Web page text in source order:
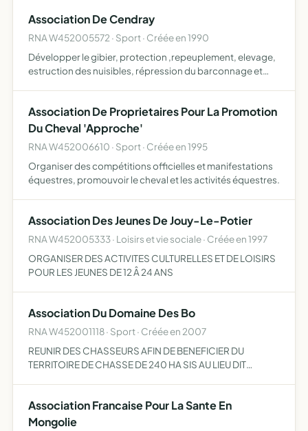
Association De Cendray
RNA W452005572 · Sport · Créée en 1990
Développer le gibier, protection ,repeuplement, elevage,
estruction des nuisibles, répression du barconnage et
Association De Proprietaires Pour La Promotion
Du Cheval 'Approche'
RNA W452006610 · Sport · Créée en 1995
Organiser des compétitions officielles et manifestations
équestres, promouvoir le cheval et les activités équestres.
Association Des Jeunes De Jouy-Le-Potier
RNA W452005333 · Loisirs et vie sociale · Créée en 1997
ORGANISER DES ACTIVITES CULTURELLES ET DE LOISIRS
POUR LES JEUNES DE 12 Â 24 ANS
Association Du Domaine Des Bo
RNA W452001118 · Sport · Créée en 2007
REUNIR DES CHASSEURS AFIN DE BENEFICIER DU
TERRITOIRE DE CHASSE DE 240 HA SIS AU LIEU DIT
Association Francaise Pour La Sante En
Mongolie